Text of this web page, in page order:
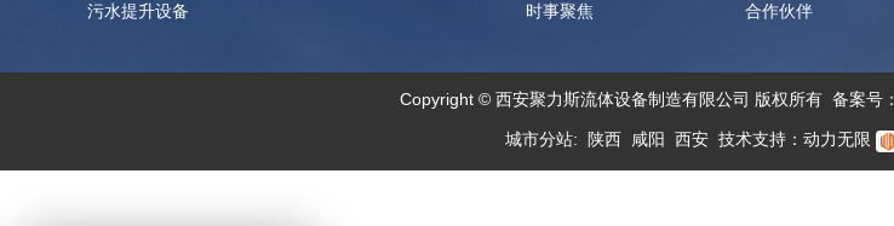
污水提升设备
时事聚焦
合作伙伴
Copyright © 西安聚力斯流体设备制造有限公司 版权所有 备案号：
城市分站: 陕西 咸阳 西安 技术支持： 动力无限